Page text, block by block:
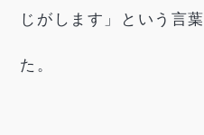
じがします」という言
た。